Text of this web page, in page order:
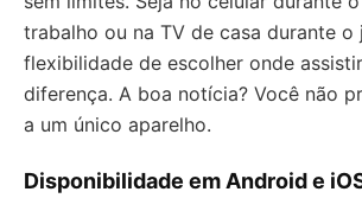
trabalho ou na TV de casa durante o
flexibilidade de escolher onde
diferença. A boa notícia? Você não
a um único aparelho.
Disponibilidade em Android e